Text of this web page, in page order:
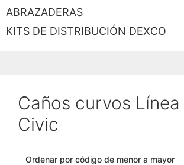
Caños curvos
Civic
ABRAZADERAS
KITS DE DISTRIBUCIÓN DEXCO